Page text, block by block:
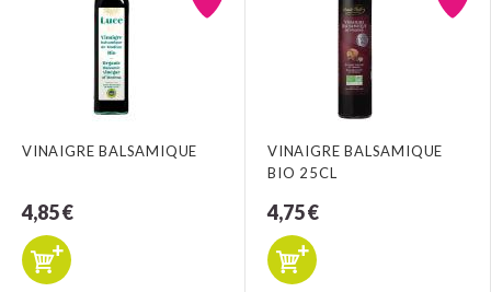
VINAIGRE BALSAMIQUE
4,85 €
VINAIGRE BALSAMIQUE
BIO 25CL
4,75 €